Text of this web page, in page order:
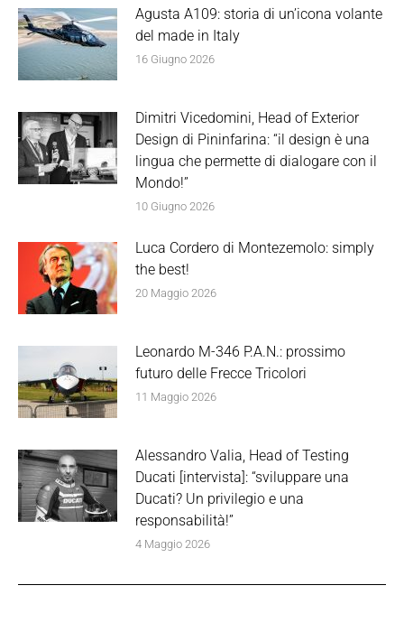
Agusta A109: storia di un’icona volante
del made in Italy
16 Giugno 2026
Dimitri Vicedomini, Head of Exterior
Design di Pininfarina: “il design è una
lingua che permette di dialogare con il
Mondo!”
10 Giugno 2026
Luca Cordero di Montezemolo: simply
the best!
20 Maggio 2026
Leonardo M-346 P.A.N.: prossimo
futuro delle Frecce Tricolori
11 Maggio 2026
Alessandro Valia, Head of Testing
Ducati [intervista]: “sviluppare una
Ducati? Un privilegio e una
responsabilità!”
4 Maggio 2026